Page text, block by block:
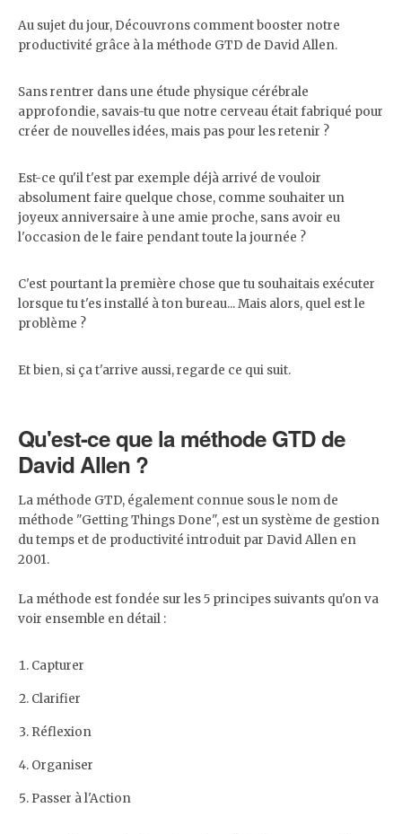
Au sujet du jour, Découvrons comment booster notre
productivité grâce à la méthode GTD de David Allen.
Sans rentrer dans une étude physique cérébrale
approfondie, savais-tu que notre cerveau était fabriqué pour
créer de nouvelles idées, mais pas pour les retenir ?
Est-ce qu'il t'est par exemple déjà arrivé de vouloir
absolument faire quelque chose, comme souhaiter un
joyeux anniversaire à une amie proche, sans avoir eu
l'occasion de le faire pendant toute la journée ?
C'est pourtant la première chose que tu souhaitais exécuter
lorsque tu t'es installé à ton bureau... Mais alors, quel est le
problème ?
Et bien, si ça t'arrive aussi, regarde ce qui suit.
Qu'est-ce que la méthode GTD de
David Allen ?
La méthode GTD, également connue sous le nom de
méthode "Getting Things Done", est un système de gestion
du temps et de productivité introduit par David Allen en
2001.
La méthode est fondée sur les 5 principes suivants qu'on va
voir ensemble en détail :
Capturer
Clarifier
Réflexion
Organiser
Passer à l'Action